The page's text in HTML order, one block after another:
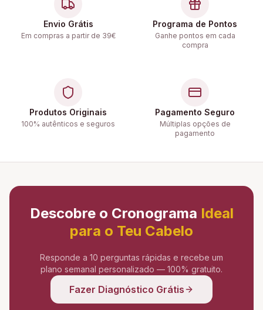
Envio Grátis
Em compras a partir de 39€
Programa de Pontos
Ganhe pontos em cada
compra
Produtos Originais
100% autênticos e seguros
Pagamento Seguro
Múltiplas opções de
pagamento
Descobre o Cronograma Ideal
para o Teu Cabelo
Responde a 10 perguntas rápidas e recebe um
plano semanal personalizado — 100% gratuito.
Fazer Diagnóstico Grátis